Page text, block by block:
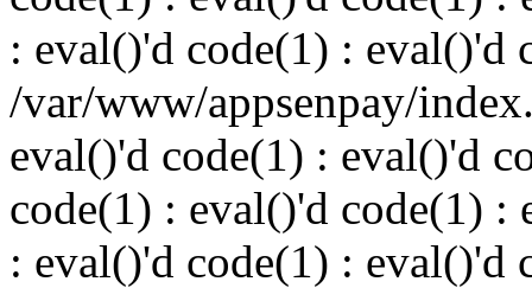
: eval()'d code(1) : eval()'d
/var/www/appsenpay/
eval()'d code(1) : eval()'d
code(1) : eval()'d code(1) :
: eval()'d code(1) : eval()'d